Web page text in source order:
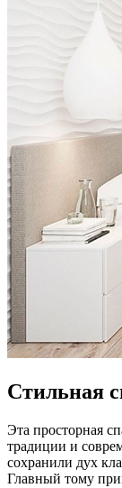
Стильная
Эта просторная
традиции и
сохранили дух
Главный тому